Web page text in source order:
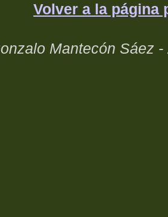
Volver a la página
Mantecón Sáez -